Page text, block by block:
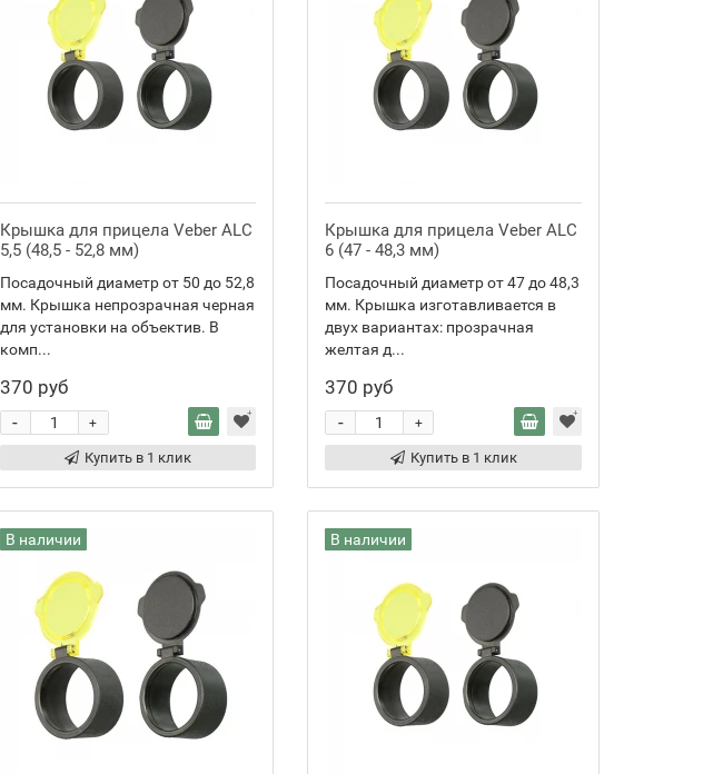
Крышка для прицела Veber ALC
5,5 (48,5 - 52,8 мм)
Посадочный диаметр от 50 до 52,8
мм. Крышка непрозрачная черная
для установки на объектив. В
комп...
370 руб
+
-
Купить в 1 клик
Крышка для прицела Veber ALC
6 (47 - 48,3 мм)
Посадочный диаметр от 47 до 48,3
мм. Крышка изготавливается в
двух вариантах: прозрачная
желтая д...
370 руб
+
-
Купить в 1 клик
В наличии В наличии